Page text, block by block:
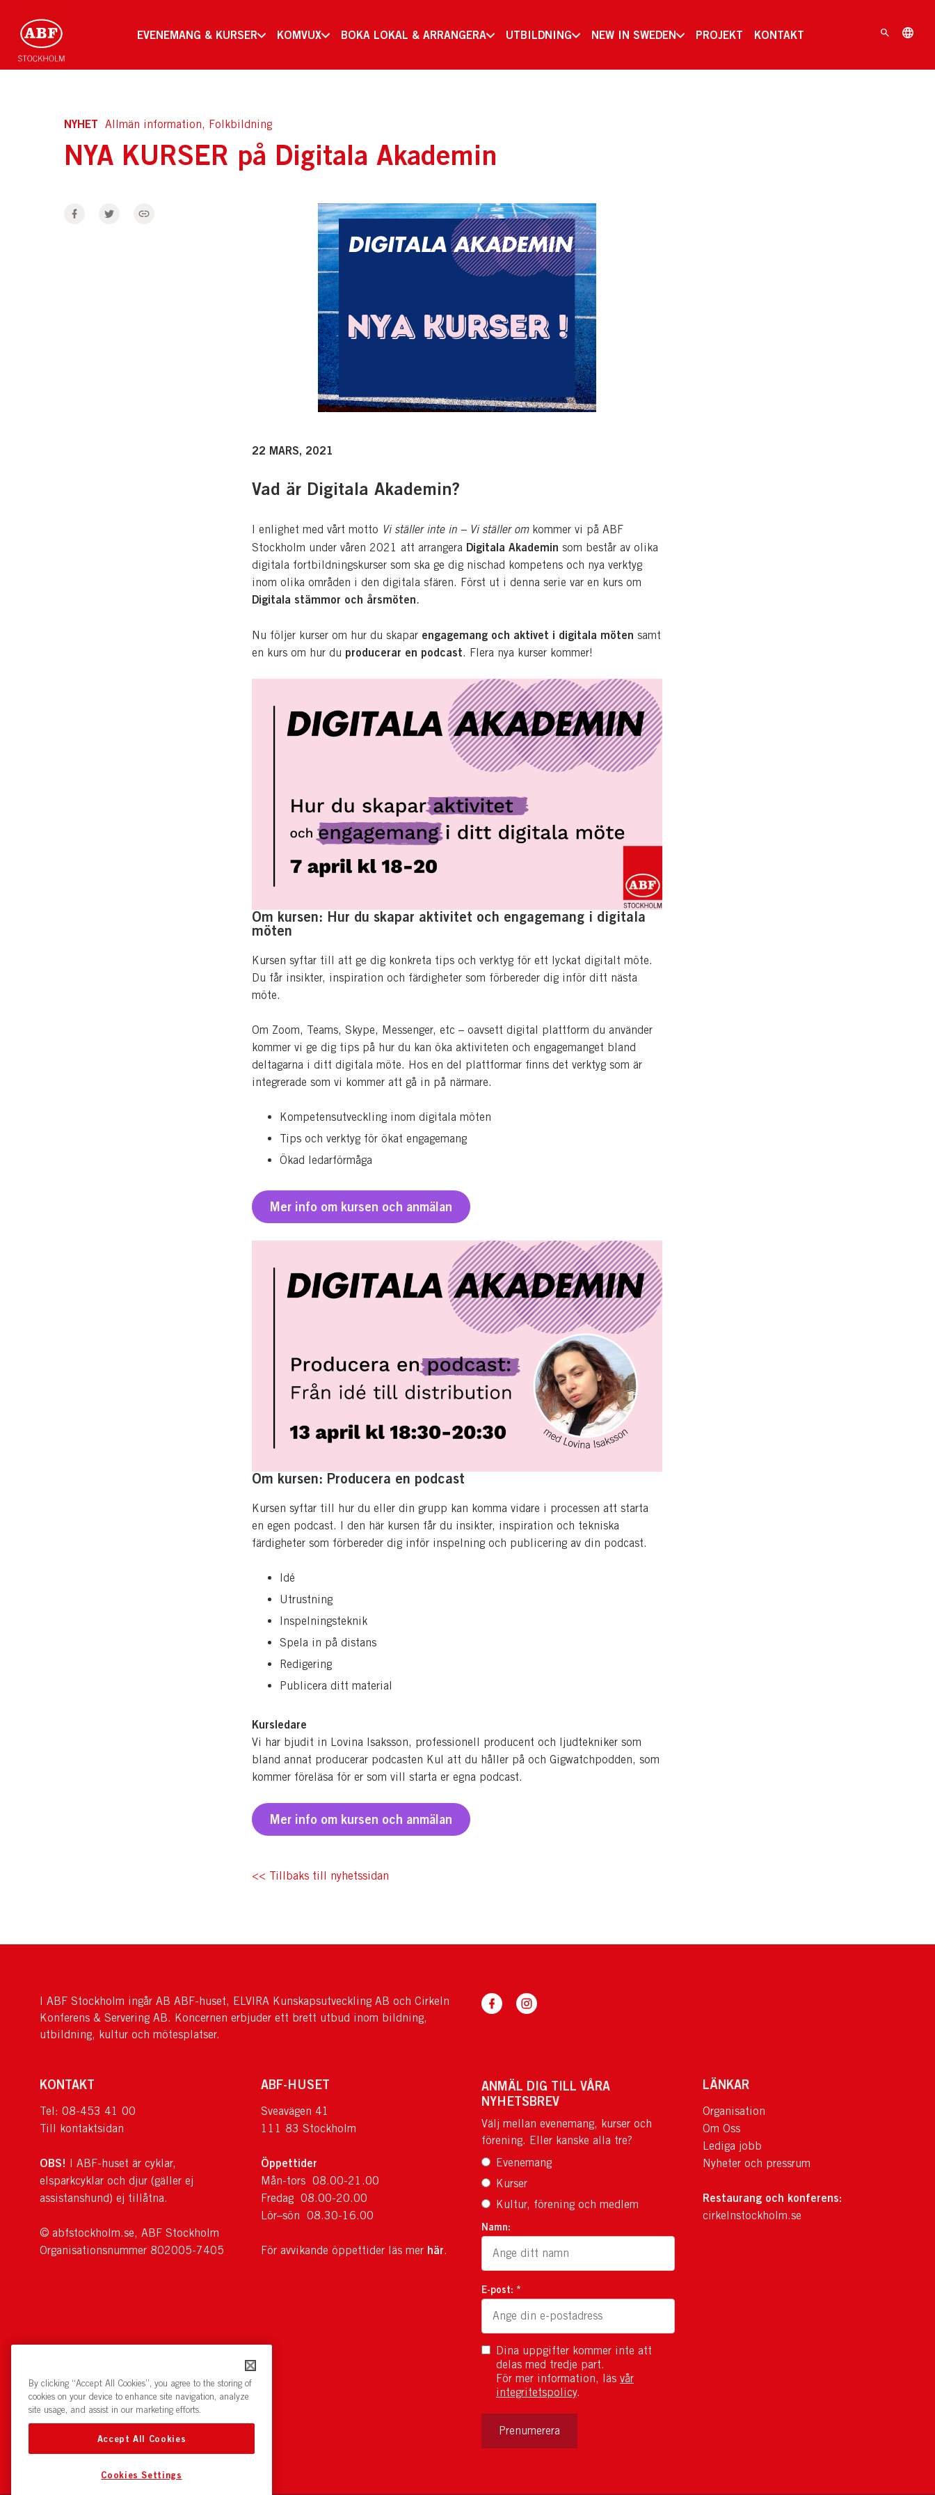
EVENEMANG & KURSER KOMVUX BOKA LOKAL & ARRANGERA UTBILDNING NEW IN SWEDEN PROJEKT KONTAKT
NYHET Allmän information, Folkbildning
NYA KURSER på Digitala Akademin
22 MARS, 2021
Vad är Digitala Akademin?
I enlighet med vårt motto Vi ställer inte in – Vi ställer om kommer vi på ABF
Stockholm under våren 2021 att arrangera Digitala Akademin som består av olika
digitala fortbildningskurser som ska ge dig nischad kompetens och nya verktyg
inom olika områden i den digitala sfären. Först ut i denna serie var en kurs om
Digitala stämmor och årsmöten.
Nu följer kurser om hur du skapar engagemang och aktivet i digitala möten samt
en kurs om hur du producerar en podcast. Flera nya kurser kommer!
Om kursen: Hur du skapar aktivitet och engagemang i digitala
möten
Kursen syftar till att ge dig konkreta tips och verktyg för ett lyckat digitalt möte.
Du får insikter, inspiration och färdigheter som förbereder dig inför ditt nästa
möte.
Om Zoom, Teams, Skype, Messenger, etc – oavsett digital plattform du använder
kommer vi ge dig tips på hur du kan öka aktiviteten och engagemanget bland
deltagarna i ditt digitala möte. Hos en del plattformar finns det verktyg som är
integrerade som vi kommer att gå in på närmare.
Kompetensutveckling inom digitala möten
Tips och verktyg för ökat engagemang
Ökad ledarförmåga
Mer info om kursen och anmälan
Om kursen: Producera en podcast
Kursen syftar till hur du eller din grupp kan komma vidare i processen att starta
en egen podcast. I den här kursen får du insikter, inspiration och tekniska
färdigheter som förbereder dig inför inspelning och publicering av din podcast.
Idé
Utrustning
Inspelningsteknik
Spela in på distans
Redigering
Publicera ditt material
Kursledare
Vi har bjudit in Lovina Isaksson, professionell producent och ljudtekniker som
bland annat producerar podcasten Kul att du håller på och Gigwatchpodden, som
kommer föreläsa för er som vill starta er egna podcast.
Mer info om kursen och anmälan
<< Tillbaks till nyhetssidan
I ABF Stockholm ingår AB ABF-huset, ELVIRA Kunskapsutveckling AB och Cirkeln
Konferens & Servering AB. Koncernen erbjuder ett brett utbud inom bildning,
utbildning, kultur och mötesplatser.
KONTAKT
Tel: 08-453 41 00
Till kontaktsidan
OBS! I ABF-huset är cyklar,
elsparkcyklar och djur (gäller ej
assistanshund) ej tillåtna.
© abfstockholm.se, ABF Stockholm
Organisationsnummer 802005-7405
ABF-HUSET
Sveavägen 41
111 83 Stockholm
Öppettider
Mån-tors 08.00-21.00
Fredag 08.00-20.00
Lör–sön 08.30-16.00
För avvikande öppettider läs mer här.
ANMÄL DIG TILL VÅRA
NYHETSBREV
Välj mellan evenemang, kurser och
förening. Eller kanske alla tre?
Evenemang
Kurser
Kultur, förening och medlem
Namn:
E-post: *
Dina uppgifter kommer inte att
delas med tredje part.
För mer information, läs vår
integritetspolicy.
Prenumerera
LÄNKAR
Organisation
Om Oss
Lediga jobb
Nyheter och pressrum
Restaurang och konferens:
cirkelnstockholm.se
By clicking “Accept All Cookies”, you agree to the storing of
cookies on your device to enhance site navigation, analyze
site usage, and assist in our marketing efforts.
Accept All Cookies
Cookies Settings